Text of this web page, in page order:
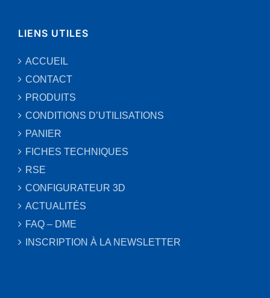
LIENS UTILES
ACCUEIL
CONTACT
PRODUITS
CONDITIONS D’UTILISATIONS
PANIER
FICHES TECHNIQUES
RSE
CONFIGURATEUR 3D
ACTUALITÉS
FAQ – DME
INSCRIPTION À LA NEWSLETTER